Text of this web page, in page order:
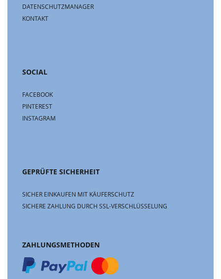
DATENSCHUTZMANAGER
KONTAKT
SOCIAL
FACEBOOK
PINTEREST
INSTAGRAM
GEPRÜFTE SICHERHEIT
SICHER EINKAUFEN MIT KÄUFERSCHUTZ
SICHERE ZAHLUNG DURCH SSL-VERSCHLÜSSELUNG
ZAHLUNGSMETHODEN